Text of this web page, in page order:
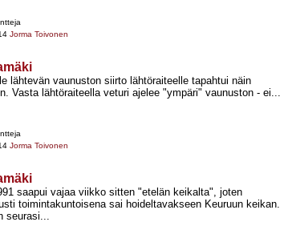
Jorma Toivonen
lähtevän vaunuston siirto lähtöraiteelle tapahtui näin
Vasta lähtöraiteella veturi ajelee "ympäri" vaunuston -​ ei...
Jorma Toivonen
saapui vajaa viikko sitten "etelän keikalta", joten
toimintakuntoisena sai hoideltavakseen Keuruun keikan.
seurasi...